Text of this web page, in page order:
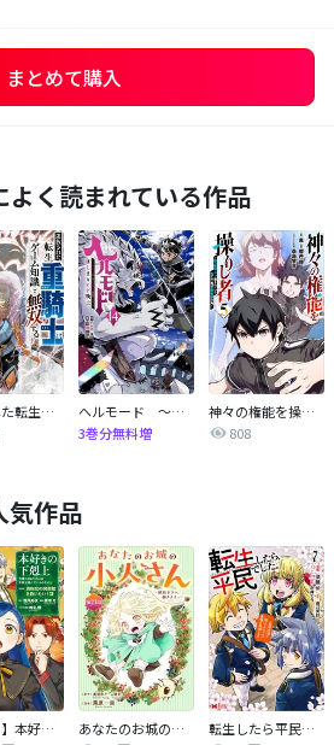
まとめて購入
よく読まれている作品
追放された転生重騎士はゲーム知識で無双する
ヘルモード ～やり込み好きのゲーマーは廃設定の異世界で無双する～はじまりの召喚士
3巻分無料増
神々の権能を操りし者～能力数値『０』で蔑まれている俺だが、実は世界最強の一角～
808
気作品
【マンガ】本好きの下剋上 第四部
あなたのお城の小人さん ～御飯下さい、働きますっ～（コミック）【分冊版】
転生したら平民でした。～生活水準に耐えられないので貴族を目指します～（コミック）